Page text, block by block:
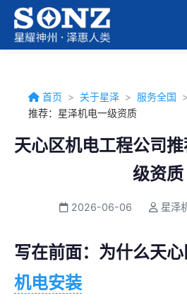
首页 > 关于星泽 > 服务全国 >
推荐：星泽机电一级资质
天心区机电工程公司
级资质
2026-06-06 星泽
写在前面：为什么天
机电安装